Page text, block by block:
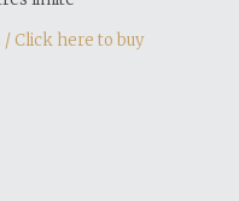
Click here to buy